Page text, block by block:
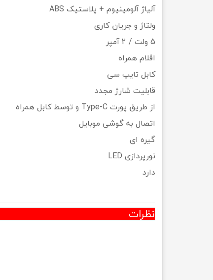
آلیاژ آلومینیوم + پلاستیک ABS
ولتاژ و جریان کاری
5 ولت / 2 آمپر
اقلام همراه
کابل تایپ سی
قابلیت شارژ مجدد
از طریق پورت Type-C و توسط کابل همراه
اتصال به گوشی موبایل
گیره ای
نورپردازی LED
دارد
نظرات